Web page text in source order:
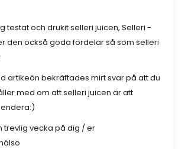
testat och drukit selleri juicen, Selleri -
den också goda fördelar så som selleri
artikeön bekräftades mirt svar på att du
med om att selleri juicen är att
trevlig vecka på dig / er